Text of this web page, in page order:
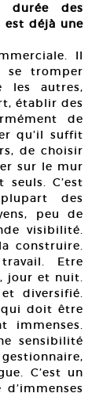
durée des
est déjà une
Il
se tromper
les autres,
établir des
de
qu’il suffit
de choisir
sur le mur
C’est
des
peu de
visibilité.
construire.
Etre
jour et nuit.
diversifié.
qui doit être
immenses.
sensibilité
C’est un